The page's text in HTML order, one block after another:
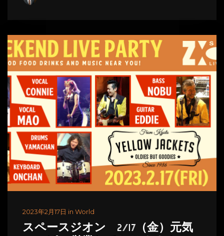
2023年2月17日 in World
スペースジオン 2/17（金）元気